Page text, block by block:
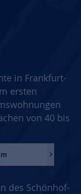
in Frankfurt-
ersten
von 40 bis
des Schönhof-